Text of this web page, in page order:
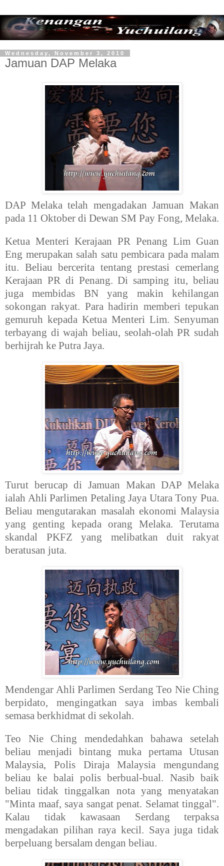
Wednesday, November 3, 2010
Jamuan DAP Melaka
DAP Melaka telah mengadakan Jamuan Makan
pada 11 Oktober di Dewan SM Pay Fong, Melaka.
Ketua Menteri Kerajaan PR Penang Lim Guan
Eng merupakan salah satu pembicara pada malam
itu. Beliau bercerita tentang prestasi cemerlang
Kerajaan PR di Penang. Di samping itu, beliau
juga membidas BN yang makin kehilangan
sokongan rakyat. Para hadirin memberi tepukan
gemuruh kepada Ketua Menteri Lim. Senyuman
terbayang di wajah beliau, seolah-olah PR sudah
berhijrah ke Putra Jaya.
Turut berucap di Jamuan Makan DAP Melaka
ialah Ahli Parlimen Petaling Jaya Utara Tony Pua.
Beliau mengutarakan masalah ekonomi Malaysia
yang genting kepada orang Melaka. Terutama
skandal PKFZ yang melibatkan duit rakyat
beratusan juta.
Mendengar Ahli Parlimen Serdang Teo Nie Ching
berpidato, mengingatkan saya imbas kembali
semasa berkhidmat di sekolah.
Teo Nie Ching mendedahkan bahawa setelah
beliau menjadi bintang muka pertama Utusan
Malaysia, Polis Diraja Malaysia mengundang
beliau ke balai polis berbual-bual. Nasib baik
beliau tidak tinggalkan nota yang menyatakan
"Minta maaf, saya sangat penat. Selamat tinggal".
Kalau tidak kawasaan Serdang terpaksa
mengadakan pilihan raya kecil. Saya juga tidak
berpeluang bersalam dengan beliau.